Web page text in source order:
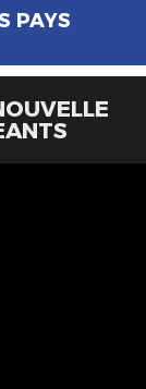
PAYS